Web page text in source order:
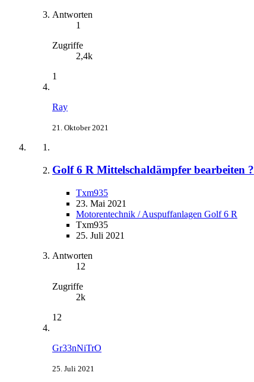
Antworten
1
Zugriffe
2,4k
1
Ray
21. Oktober 2021
Golf 6 R Mittelschaldämpfer bearbeiten ?
Txm935
23. Mai 2021
Motorentechnik / Auspuffanlagen Golf 6 R
Txm935
25. Juli 2021
Antworten
12
Zugriffe
2k
12
Gr33nNiTrO
25. Juli 2021